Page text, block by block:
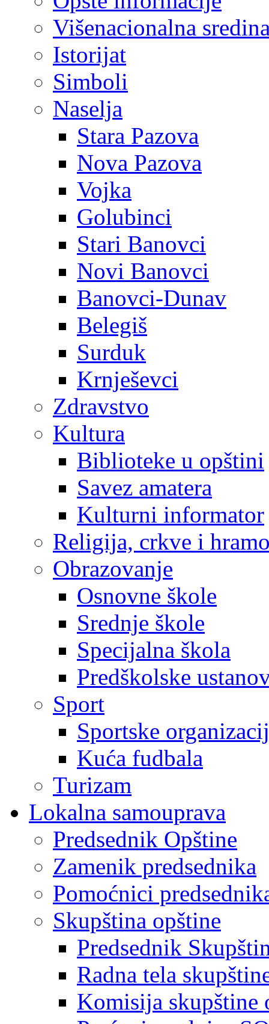
Višenacionalna
Istorijat
Simboli
Naselja
Stara Pazova
Nova Pazova
Vojka
Golubinci
Stari Banovci
Novi Banovci
Banovci-Dunav
Belegiš
Surduk
Krnješevci
Zdravstvo
Kultura
Biblioteke u opštini
Savez amatera
Kulturni informator
Religija, crkve i
Obrazovanje
Osnovne škole
Srednje škole
Specijalna škola
Predškolske
Sport
Sportske
Kuća fudbala
Turizam
Lokalna samouprava
Predsednik Opštine
Zamenik predsednika
Pomoćnici
Skupština opštine
Predsednik
Radna tela
Komisija skupštine